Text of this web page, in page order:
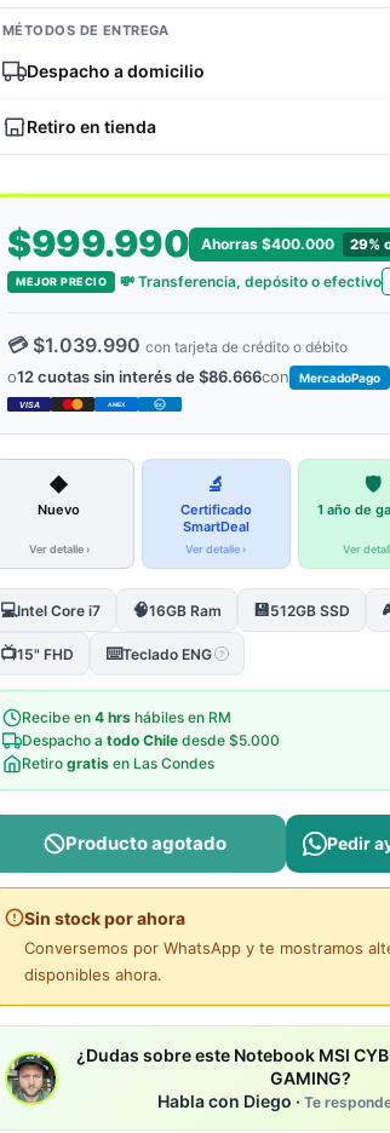
MÉTODOS DE ENTREGA
Despacho a domicilio
Retiro en tienda
$999.990 Ahorras $400.000 29%
MEJOR PRECIO 💸 Transferencia, depósito o efectivo
💳 $1.039.990 con tarjeta de crédito o débito
o12 cuotas sin interés de $86.666con MercadoPago
VISA AMEX DC
◆
Nuevo
Ver detalle ›
🔬
Certificado
SmartDeal
Ver detalle ›
🛡️
1 año de
Ver
💻Intel Core i7 🧠16GB Ram 💾512GB SSD
📺15" FHD ⌨️Teclado ENG ?
Recibe en 4 hrs hábiles en RM
Despacho a todo Chile desde $5.000
Retiro gratis en Las Condes
Producto agotado Pedir
Sin stock por ahora
Conversemos por WhatsApp y te mostramos
disponibles ahora.
¿Dudas sobre este Notebook MSI
GAMING?
Habla con Diego · Te